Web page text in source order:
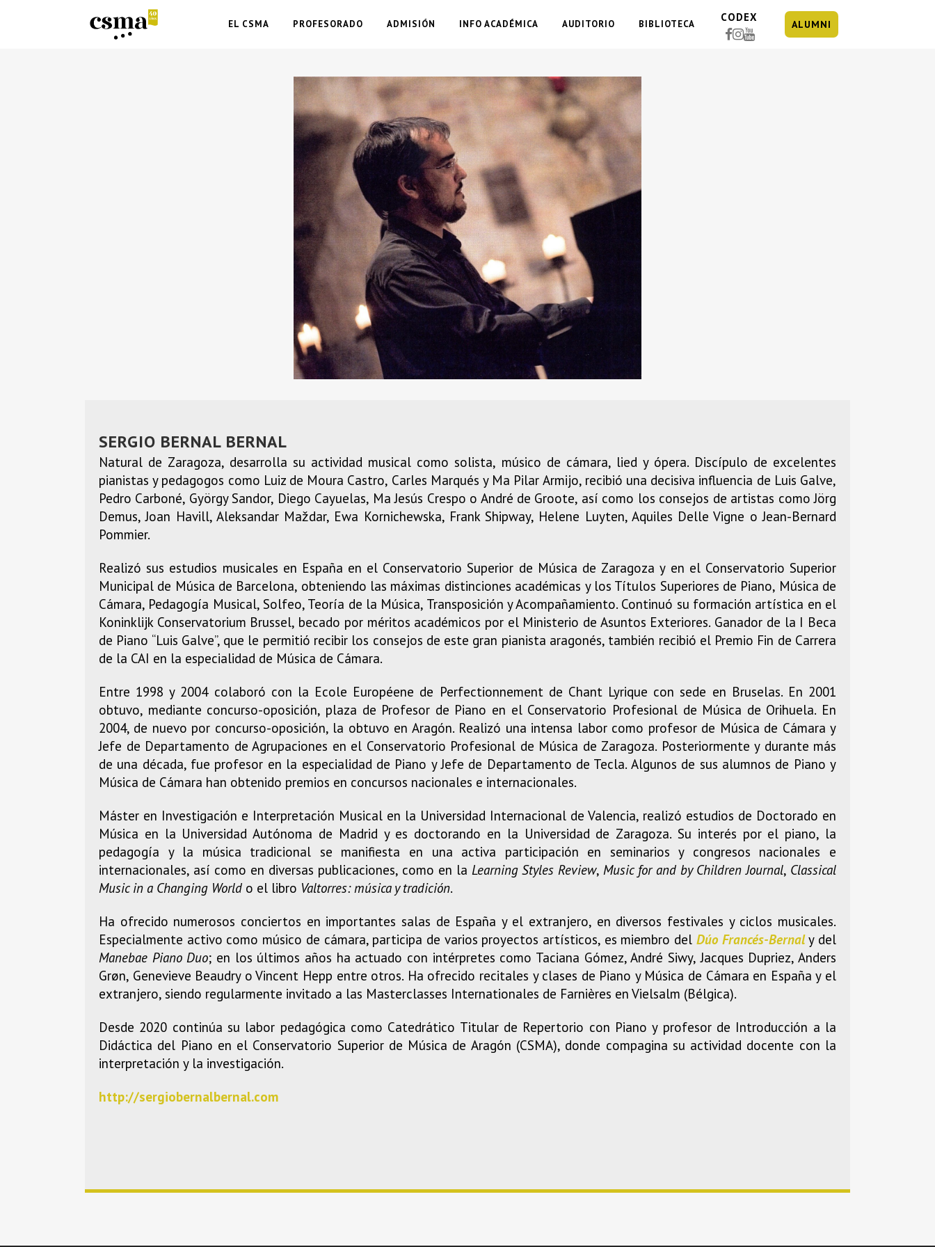
EL CSMA PROFESORADO ADMISIÓN INFO ACADÉMICA AUDITORIO BIBLIOTECA
CODEX
ALUMNI
SERGIO BERNAL BERNAL
Natural de Zaragoza, desarrolla su actividad musical como solista, músico de cámara, lied y ópera. Discípulo de excelentes
pianistas y pedagogos como Luiz de Moura Castro, Carles Marqués y Ma Pilar Armijo, recibió una decisiva influencia de Luis Galve,
Pedro Carboné, György Sandor, Diego Cayuelas, Ma Jesús Crespo o André de Groote, así como los consejos de artistas como Jörg
Demus, Joan Havill, Aleksandar Maždar, Ewa Kornichewska, Frank Shipway, Helene Luyten, Aquiles Delle Vigne o Jean-Bernard
Pommier.
Realizó sus estudios musicales en España en el Conservatorio Superior de Música de Zaragoza y en el Conservatorio Superior
Municipal de Música de Barcelona, obteniendo las máximas distinciones académicas y los Títulos Superiores de Piano, Música de
Cámara, Pedagogía Musical, Solfeo, Teoría de la Música, Transposición y Acompañamiento. Continuó su formación artística en el
Koninklijk Conservatorium Brussel, becado por méritos académicos por el Ministerio de Asuntos Exteriores. Ganador de la I Beca
de Piano “Luis Galve”, que le permitió recibir los consejos de este gran pianista aragonés, también recibió el Premio Fin de Carrera
de la CAI en la especialidad de Música de Cámara.
Entre 1998 y 2004 colaboró con la Ecole Européene de Perfectionnement de Chant Lyrique con sede en Bruselas. En 2001
obtuvo, mediante concurso-oposición, plaza de Profesor de Piano en el Conservatorio Profesional de Música de Orihuela. En
2004, de nuevo por concurso-oposición, la obtuvo en Aragón. Realizó una intensa labor como profesor de Música de Cámara y
Jefe de Departamento de Agrupaciones en el Conservatorio Profesional de Música de Zaragoza. Posteriormente y durante más
de una década, fue profesor en la especialidad de Piano y Jefe de Departamento de Tecla. Algunos de sus alumnos de Piano y
Música de Cámara han obtenido premios en concursos nacionales e internacionales.
Máster en Investigación e Interpretación Musical en la Universidad Internacional de Valencia, realizó estudios de Doctorado en
Música en la Universidad Autónoma de Madrid y es doctorando en la Universidad de Zaragoza. Su interés por el piano, la
pedagogía y la música tradicional se manifiesta en una activa participación en seminarios y congresos nacionales e
internacionales, así como en diversas publicaciones, como en la Learning Styles Review, Music for and by Children Journal, Classical
Music in a Changing World o el libro Valtorres: música y tradición.
Ha ofrecido numerosos conciertos en importantes salas de España y el extranjero, en diversos festivales y ciclos musicales.
Especialmente activo como músico de cámara, participa de varios proyectos artísticos, es miembro del Dúo Francés-Bernaly del
Manebae Piano Duo; en los últimos años ha actuado con intérpretes como Taciana Gómez, André Siwy, Jacques Dupriez, Anders
Grøn, Genevieve Beaudry o Vincent Hepp entre otros. Ha ofrecido recitales y clases de Piano y Música de Cámara en España y el
extranjero, siendo regularmente invitado a las Masterclasses Internationales de Farnières en Vielsalm (Bélgica).
Desde 2020 continúa su labor pedagógica como Catedrático Titular de Repertorio con Piano y profesor de Introducción a la
Didáctica del Piano en el Conservatorio Superior de Música de Aragón (CSMA), donde compagina su actividad docente con la
interpretación y la investigación.
http://sergiobernalbernal.com